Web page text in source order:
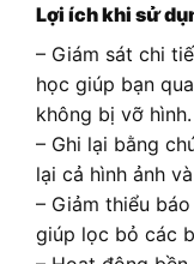
Lợi ích khi sử
– Giám sát chi
học giúp bạn
không bị vỡ hình.
– Ghi lại bằng
lại cả hình ảnh
– Giảm thiểu
giúp lọc bỏ các